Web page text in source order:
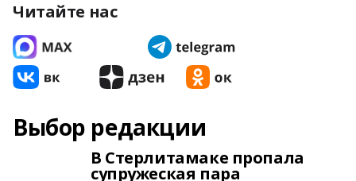
Читайте нас
Выбор редакции
В Стерлитамаке пропала
супружеская пара